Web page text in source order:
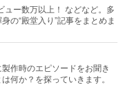
ー数万以上！ などなど。多
の“殿堂入り”記事をまとめま
作時のエピソードをお聞き
何か？を探っていきます。